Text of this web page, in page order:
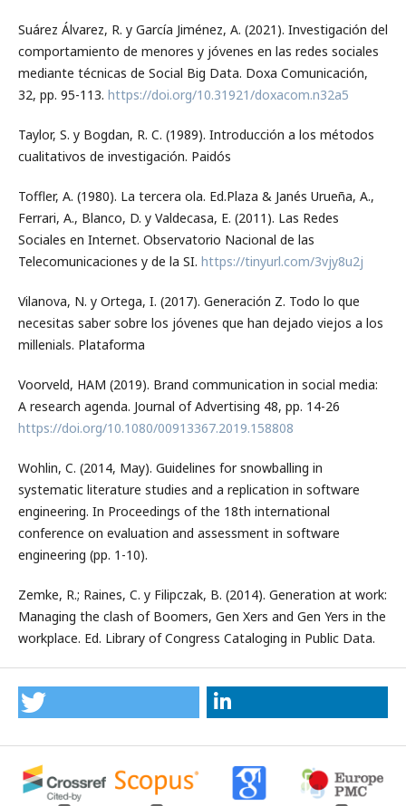
Suárez Álvarez, R. y García Jiménez, A. (2021). Investigación del
comportamiento de menores y jóvenes en las redes sociales
mediante técnicas de Social Big Data. Doxa Comunicación,
32, pp. 95-113. https://doi.org/10.31921/doxacom.n32a5
Taylor, S. y Bogdan, R. C. (1989). Introducción a los métodos
cualitativos de investigación. Paidós
Toffler, A. (1980). La tercera ola. Ed.Plaza & Janés Urueña, A.,
Ferrari, A., Blanco, D. y Valdecasa, E. (2011). Las Redes
Sociales en Internet. Observatorio Nacional de las
Telecomunicaciones y de la SI. https://tinyurl.com/3vjy8u2j
Vilanova, N. y Ortega, I. (2017). Generación Z. Todo lo que
necesitas saber sobre los jóvenes que han dejado viejos a los
millenials. Plataforma
Voorveld, HAM (2019). Brand communication in social media:
A research agenda. Journal of Advertising 48, pp. 14-26
https://doi.org/10.1080/00913367.2019.158808
Wohlin, C. (2014, May). Guidelines for snowballing in
systematic literature studies and a replication in software
engineering. In Proceedings of the 18th international
conference on evaluation and assessment in software
engineering (pp. 1-10).
Zemke, R.; Raines, C. y Filipczak, B. (2014). Generation at work:
Managing the clash of Boomers, Gen Xers and Gen Yers in the
workplace. Ed. Library of Congress Cataloging in Public Data.